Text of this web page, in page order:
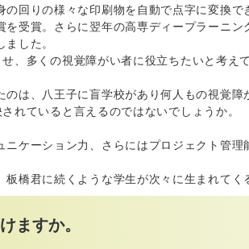
回りの様々な印刷物を自動で点字に変換
受賞。さらに翌年の高専ディープラーニン
した。
、多くの視覚障がい者に役立ちたいと考え
は、八王子に盲学校があり何人もの視覚障
れていると言えるのではないでしょうか。
ケーション力、さらにはプロジェクト管
橋君に続くような学生が次々に生まれてく
ますか。